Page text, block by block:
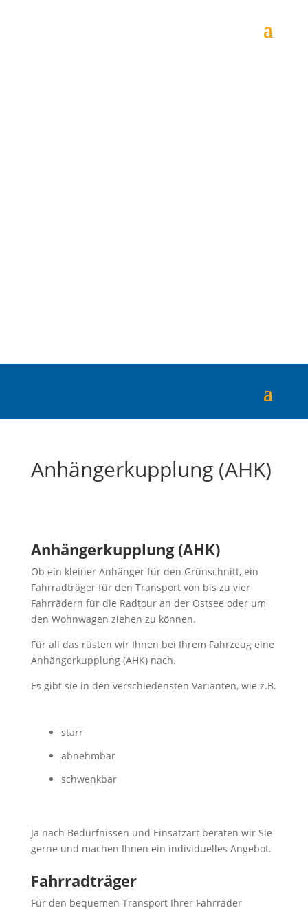
Anhängerkupplung (AHK)
Anhängerkupplung (AHK)
Ob ein kleiner Anhänger für den Grünschnitt, ein
Fahrradträger für den Transport von bis zu vier
Fahrrädern für die Radtour an der Ostsee oder um
den Wohnwagen ziehen zu können.
Für all das rüsten wir Ihnen bei Ihrem Fahrzeug eine
Anhängerkupplung (AHK) nach.
Es gibt sie in den verschiedensten Varianten, wie z.B.
starr
abnehmbar
schwenkbar
Ja nach Bedürfnissen und Einsatzart beraten wir Sie
gerne und machen Ihnen ein individuelles Angebot.
Fahrradträger
Für den bequemen Transport Ihrer Fahrräder